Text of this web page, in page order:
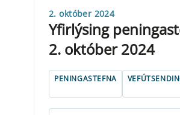
2. október 2024
Yfirlýsing
2. október 2024
PENINGASTEFNA